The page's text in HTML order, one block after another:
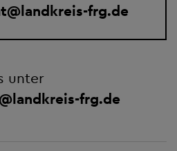
@landkreis-frg.de
unter
frg.de